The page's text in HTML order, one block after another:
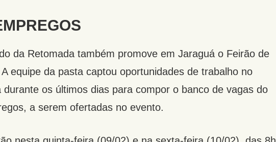
da Retomada também promove em Jaraguá o Feirão de
equipe da pasta captou oportunidades de trabalho no
os últimos dias para compor o banco de vagas do
a serem ofertadas no evento.